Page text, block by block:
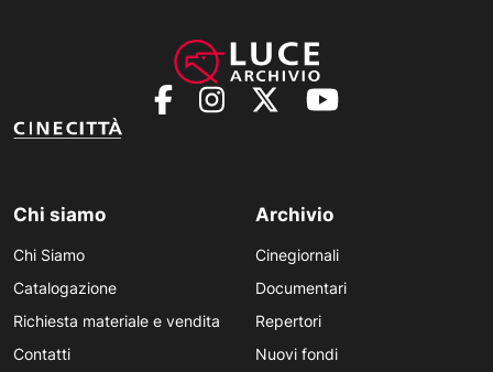
Chi siamo
Chi Siamo
Catalogazione
Richiesta materiale e vendita
Contatti
Archivio
Cinegiornali
Documentari
Repertori
Nuovi fondi